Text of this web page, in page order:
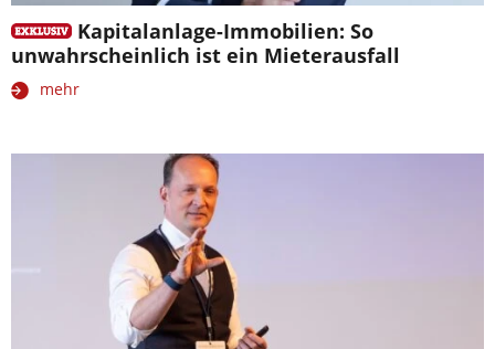
Kapitalanlage-Immobilien: So
unwahrscheinlich ist ein Mieterausfall
mehr